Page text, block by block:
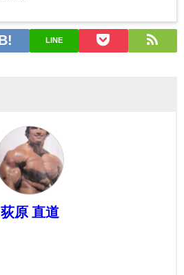
LINE
荻原 直道